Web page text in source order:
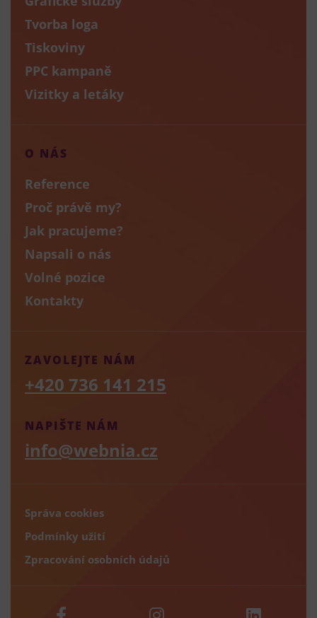
Tvorba loga
Tiskoviny
PPC kampaně
Vizitky a letáky
O NÁS
Reference
Proč právě my?
Jak pracujeme?
Napsali o nás
Volné pozice
Kontakty
NAPIŠTE NÁM
info@webnia.cz
ZAVOLEJTE NÁM
+420 736 141 215
Správa cookies
Podmínky užití
Zpracování osobních údajů